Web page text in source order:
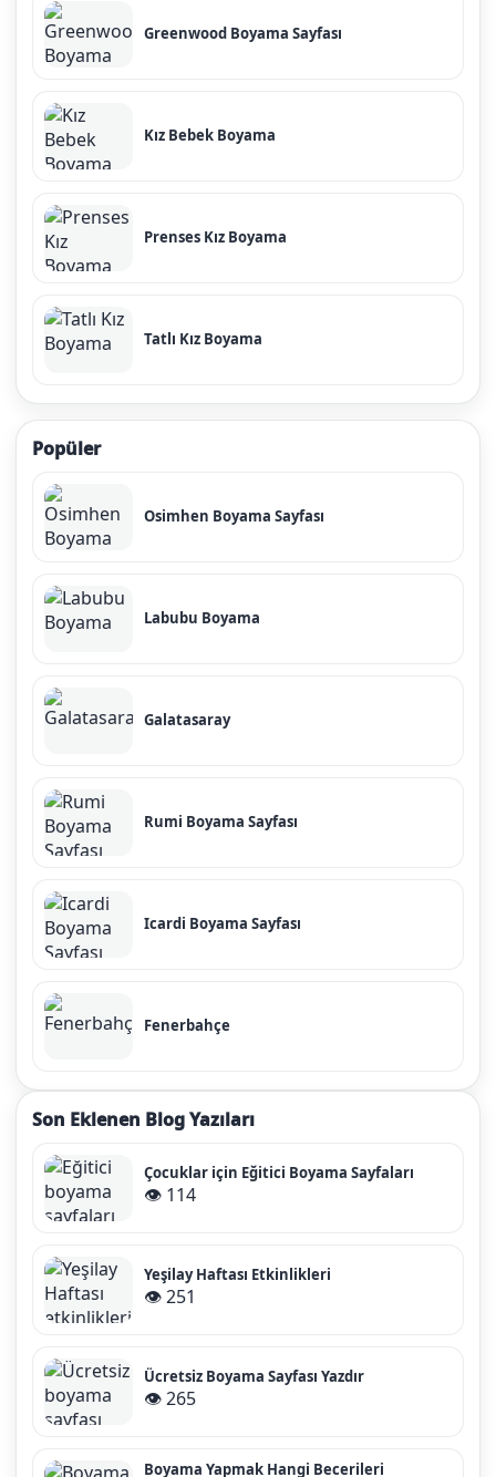
Greenwood Boyama Sayfası
Kız Bebek Boyama
Prenses Kız Boyama
Tatlı Kız Boyama
Popüler
Osimhen Boyama Sayfası
Labubu Boyama
Galatasaray
Rumi Boyama Sayfası
Icardi Boyama Sayfası
Fenerbahçe
Son Eklenen Blog Yazıları
Çocuklar için Eğitici Boyama Sayfaları
👁️ 114
Yeşilay Haftası Etkinlikleri
👁️ 251
Ücretsiz Boyama Sayfası Yazdır
👁️ 265
Boyama Yapmak Hangi Becerileri